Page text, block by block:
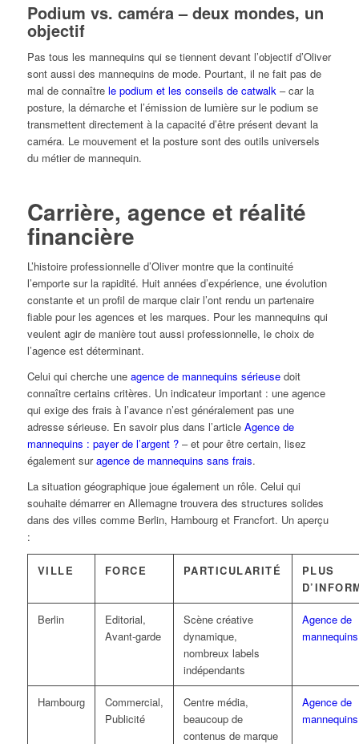
Podium vs. caméra – deux mondes, un
objectif
Pas tous les mannequins qui se tiennent devant l’objectif d’Oliver
sont aussi des mannequins de mode. Pourtant, il ne fait pas de
mal de connaître le podium et les conseils de catwalk– car la
posture, la démarche et l’émission de lumière sur le podium se
transmettent directement à la capacité d’être présent devant la
caméra. Le mouvement et la posture sont des outils universels
du métier de mannequin.
Carrière, agence et réalité
financière
L’histoire professionnelle d’Oliver montre que la continuité
l’emporte sur la rapidité. Huit années d’expérience, une évolution
constante et un profil de marque clair l’ont rendu un partenaire
fiable pour les agences et les marques. Pour les mannequins qui
veulent agir de manière tout aussi professionnelle, le choix de
l’agence est déterminant.
Celui qui cherche une agence de mannequins sérieusedoit
connaître certains critères. Un indicateur important : une agence
qui exige des frais à l’avance n’est généralement pas une
adresse sérieuse. En savoir plus dans l’article Agence de
mannequins : payer de l’argent ?– et pour être certain, lisez
également suragence de mannequins sans frais.
La situation géographique joue également un rôle. Celui qui
souhaite démarrer en Allemagne trouvera des structures solides
dans des villes comme Berlin, Hambourg et Francfort. Un aperçu
:
VILLE FORCE PARTICULARITÉ
PLUS
Berlin
Editorial,
Avant-garde
Scène créative
dynamique,
nombreux labels
indépendants
Agence de
Hambourg
Commercial,
Publicité
Centre média,
beaucoup de
contenus de marque
Agence de